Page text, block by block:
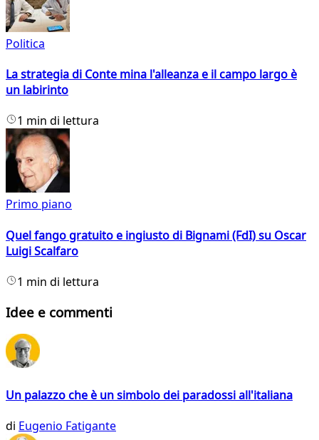
Politica
La strategia di Conte mina l'alleanza e il campo largo è
un labirinto
1 min di lettura
Primo piano
Quel fango gratuito e ingiusto di Bignami (FdI) su Oscar
Luigi Scalfaro
1 min di lettura
Idee e commenti
Un palazzo che è un simbolo dei paradossi all'italiana
di Eugenio Fatigante